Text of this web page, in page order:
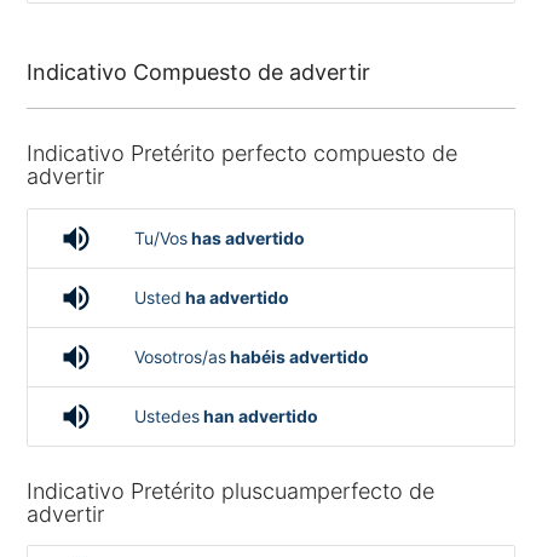
Indicativo Compuesto de advertir
Indicativo Pretérito perfecto compuesto de
advertir
volume_up Tu/Voshas advertido
volume_up Usted ha advertido
volume_up Vosotros/ashabéis advertido
volume_up Ustedeshan advertido
Indicativo Pretérito pluscuamperfecto de
advertir